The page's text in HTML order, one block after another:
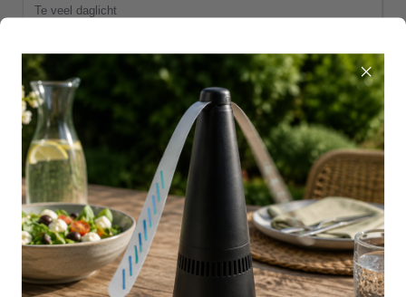
Te veel daglicht
UV-licht van de lamp valt minder op
Plaats de lamp niet direct naast ramen
Verkeerde plek
Vliegen komen niet langs de lamp
Plaats de lamp in de vliegroute
Te kort getest